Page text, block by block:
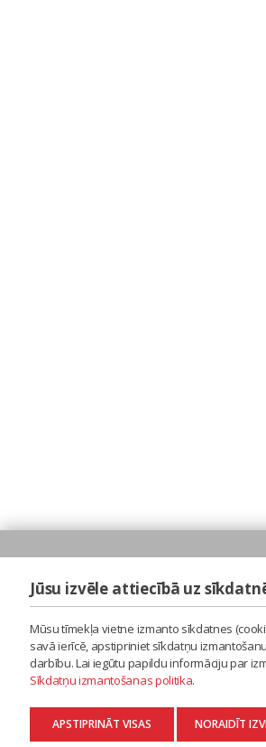
Jūsu izvēle attiecībā uz
Mūsu tīmekļa vietne izmanto sīkdatnes
savā ierīcē, apstipriniet sīkdatņu
darbību. Lai iegūtu papildu informāciju par
Sīkdatņu izmantošanas politika.
APSTIPRINĀT VISAS NORAIDĪT